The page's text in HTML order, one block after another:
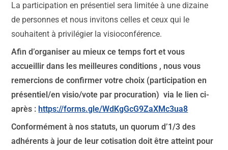
La participation en présentiel sera limitée à une dizaine
de personnes et nous invitons celles et ceux qui le
souhaitent à privilégier la visioconférence.
Afin d’organiser au mieux ce temps fort et vous
accueillir dans les meilleures conditions , nous vous
remercions de confirmer votre choix (participation en
présentiel/en visio/vote par procuration) via le lien ci-
après : https://forms.gle/WdKgGcG9ZaXMc3ua8
Conformément à nos statuts, un quorum d’1/3 des
adhérents à jour de leur cotisation doit être atteint pour